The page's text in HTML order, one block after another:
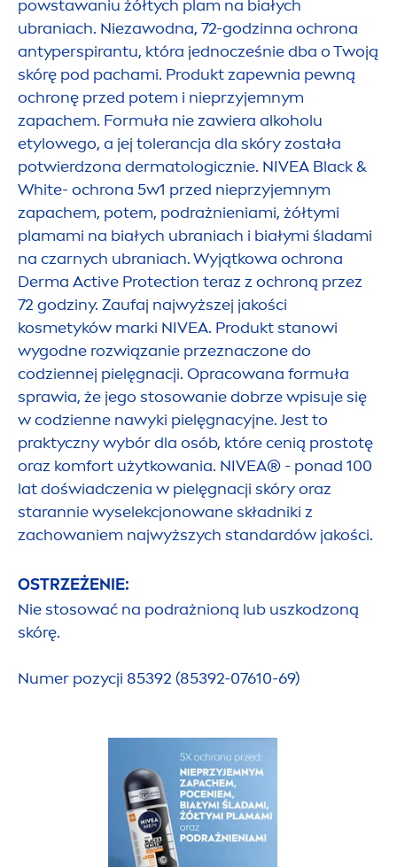
powstawaniu żółtych plam na białych
ubraniach. Niezawodna, 72-godzinna ochrona
antyperspirantu, która jednocześnie dba o Twoją
skórę pod pachami. Produkt zapewnia pewną
ochronę przed potem i nieprzyjemnym
zapachem. Formuła nie zawiera alkoholu
etylowego, a jej tolerancja dla skóry została
potwierdzona dermatologicznie. NIVEA Black&
White- ochrona 5w1 przed nieprzyjemnym
zapachem, potem, podrażnieniami, żółtymi
plamami na białych ubraniach i białymi śladami
na czarnych ubraniach. Wyjątkowa ochrona
Derma Active Protection teraz z ochroną przez
72 godziny. Zaufaj najwyższej jakości
kosmetyków marki NIVEA. Produkt stanowi
wygodne rozwiązanie przeznaczone do
codziennej pielęgnacji. Opracowana formuła
sprawia, że jego stosowanie dobrze wpisuje się
w codzienne nawyki pielęgnacyjne. Jest to
praktyczny wybór dla osób, które cenią prostotę
oraz komfort użytkowania. NIVEA® - ponad 100
lat doświadczenia w pielęgnacji skóry oraz
starannie wyselekcjonowane składniki z
zachowaniem najwyższych standardów jakości.
OSTRZEŻENIE:
Nie stosować na podrażnioną lub uszkodzoną
skórę.
Numer pozycji 85392 (85392-07610-69)